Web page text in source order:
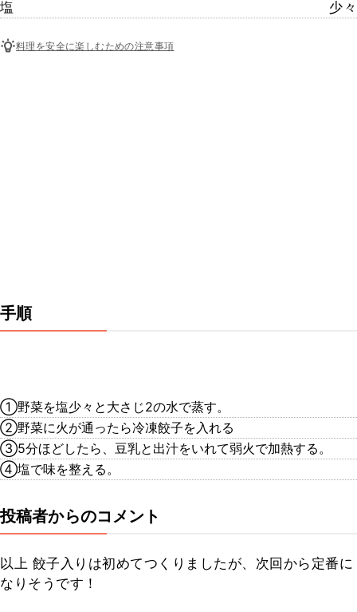
塩 少々
料理を安全に楽しむための注意事項
手順
①野菜を塩少々と大さじ2の水で蒸す。
②野菜に火が通ったら冷凍餃子を入れる
③5分ほどしたら、豆乳と出汁をいれて弱火で加熱する。
④塩で味を整える。
投稿者からのコメント
以上 餃子入りは初めてつくりましたが、次回から定番に
なりそうです！